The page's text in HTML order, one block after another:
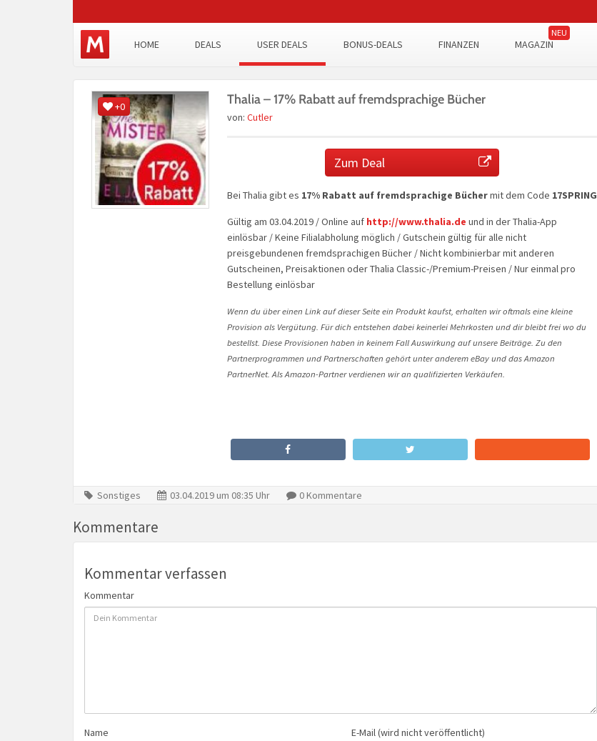
HOME DEALS USER DEALS BONUS-DEALS FINANZEN MAGAZIN
+0 Thalia – 17% Rabatt auf fremdsprachige Bücher
von: Cutler
Zum Deal
Bei Thalia gibt es 17% Rabatt auf fremdsprachige Büchermit dem Code 17SPRING
Gültig am 03.04.2019 / Online auf http://www.thalia.de und in der Thalia-App
einlösbar / Keine Filialabholung möglich / Gutschein gültig für alle nicht
preisgebundenen fremdsprachigen Bücher / Nicht kombinierbar mit anderen
Gutscheinen, Preisaktionen oder Thalia Classic-/Premium-Preisen / Nur einmal pro
Bestellung einlösbar
Wenn du über einen Link auf dieser Seite ein Produkt kaufst, erhalten wir oftmals eine kleine
Provision als Vergütung. Für dich entstehen dabei keinerlei Mehrkosten und dir bleibt frei wo du
bestellst. Diese Provisionen haben in keinem Fall Auswirkung auf unsere Beiträge. Zu den
Partnerprogrammen und Partnerschaften gehört unter anderem eBay und das Amazon
PartnerNet. Als Amazon-Partner verdienen wir an qualifizierten Verkäufen.
Sonstiges 03.04.2019 um 08:35 Uhr 0 Kommentare
Kommentare
Kommentar verfassen
Kommentar
Name E-Mail (wird nicht veröffentlicht)